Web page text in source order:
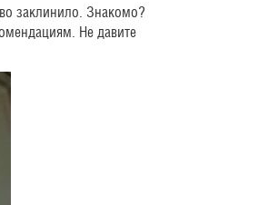
заклинило. Знакомо?
Не давите